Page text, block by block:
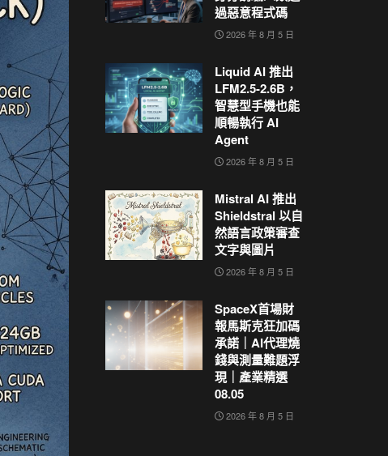
過惡意程式碼
2026 年 8 月 5 日
Liquid AI 推出
LFM2.5-2.6B，
智慧型手機也能
順暢執行 AI
Agent
2026 年 8 月 5 日
Mistral AI 推出
Shieldstral 以自
然語言政策審查
文字與圖片
2026 年 8 月 5 日
SpaceX首場財
報馬斯克狂加碼
承諾｜AI代理燒
錢與測量難題浮
現｜產業精選
08.05
2026 年 8 月 5 日